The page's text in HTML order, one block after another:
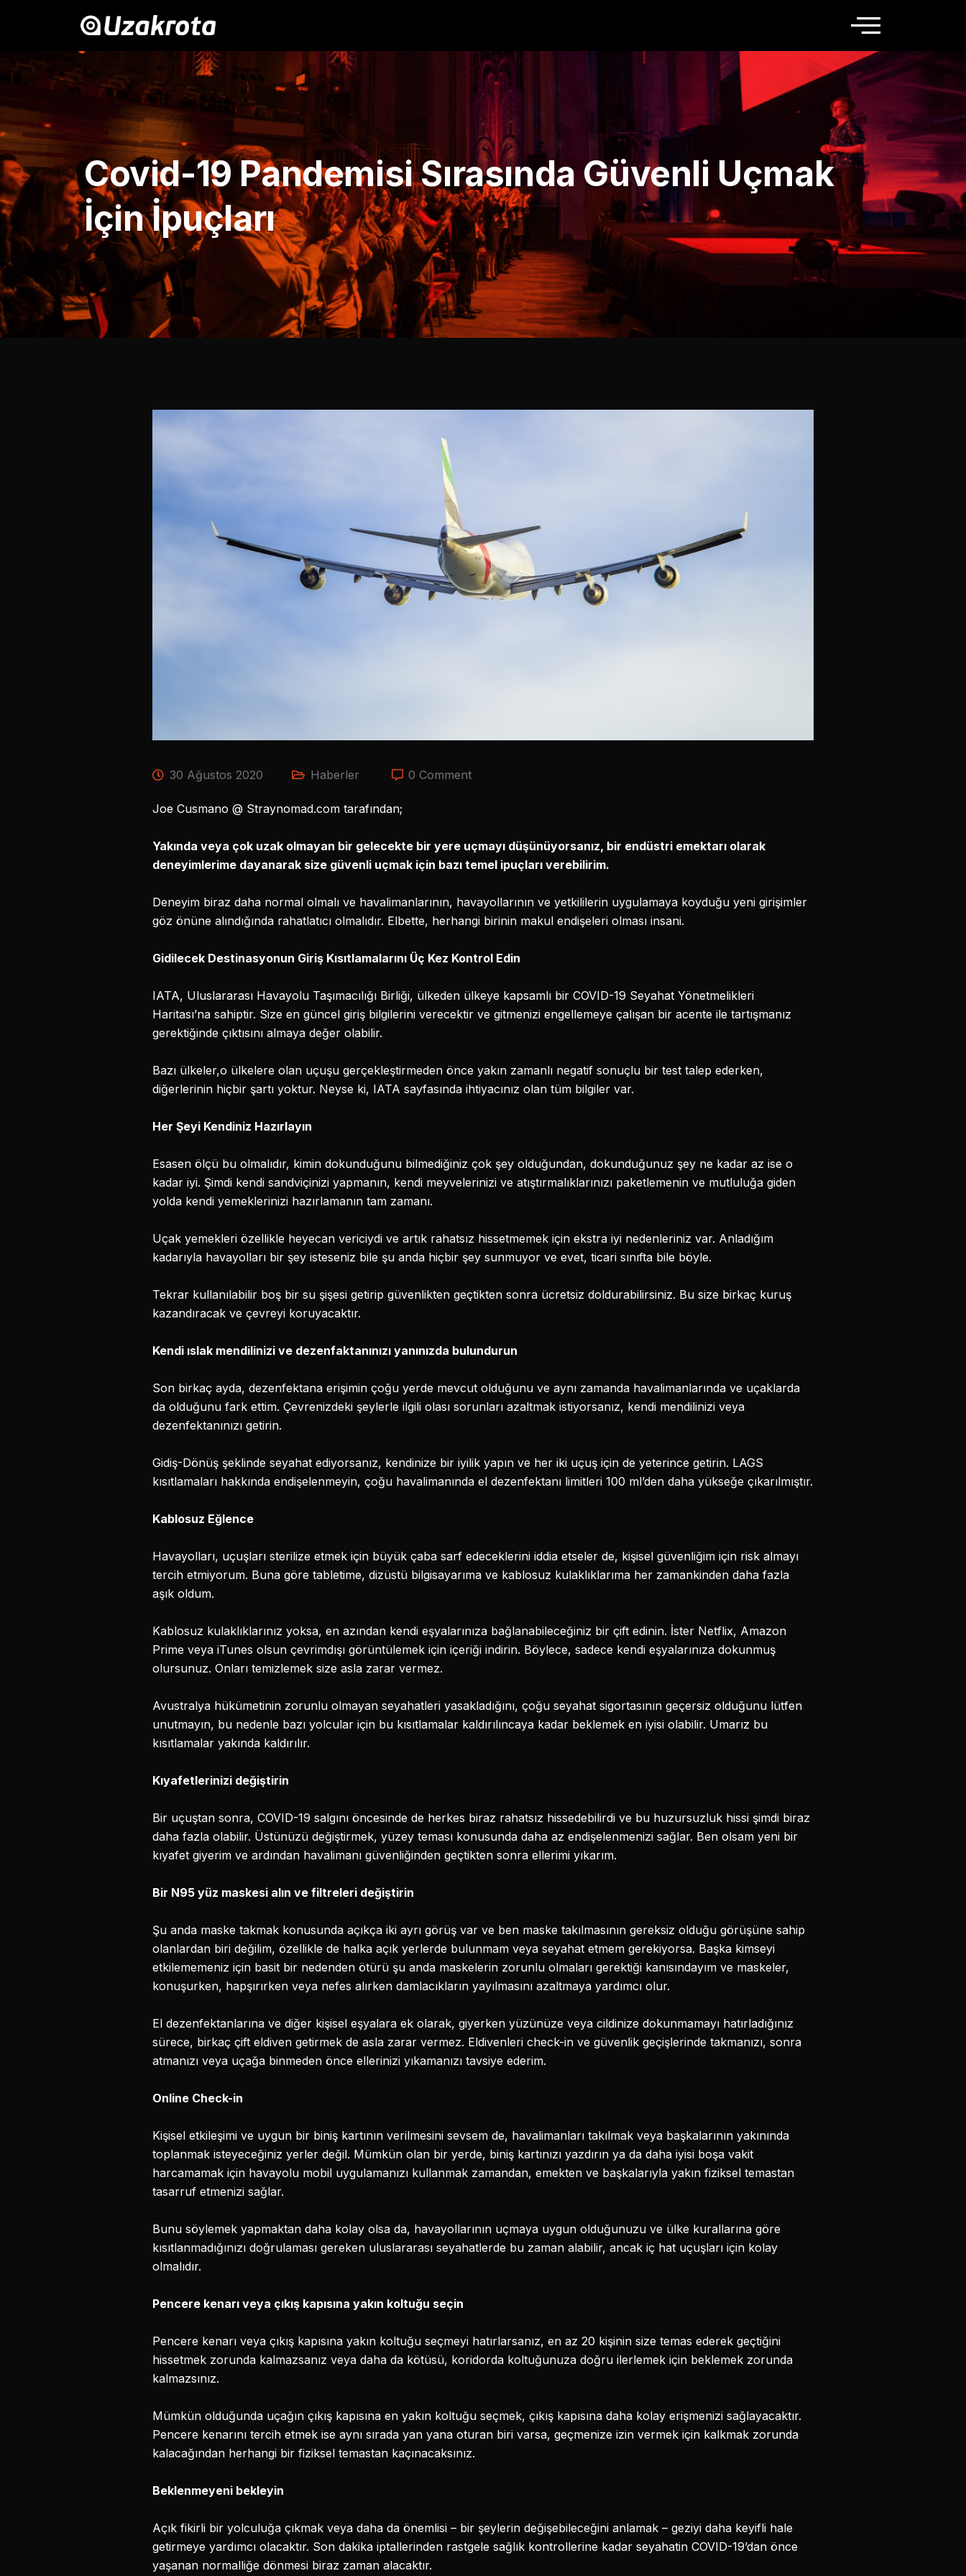
Covid-19 Pandemisi Sırasında Güvenli Uçmak
İçin İpuçları
30 Ağustos 2020 Haberler 0 Comment
Joe Cusmano @ Straynomad.com tarafından;
Yakında veya çok uzak olmayan bir gelecekte bir yere uçmayı düşünüyorsanız, bir endüstri emektarı olarak
deneyimlerime dayanarak size güvenli uçmak için bazı temel ipuçları verebilirim.
Deneyim biraz daha normal olmalı ve havalimanlarının, havayollarının ve yetkililerin uygulamaya koyduğu yeni girişimler
göz önüne alındığında rahatlatıcı olmalıdır. Elbette, herhangi birinin makul endişeleri olması insani.
Gidilecek Destinasyonun Giriş Kısıtlamalarını Üç Kez Kontrol Edin
IATA, Uluslararası Havayolu Taşımacılığı Birliği, ülkeden ülkeye kapsamlı bir COVID-19 Seyahat Yönetmelikleri
Haritası’na sahiptir. Size en güncel giriş bilgilerini verecektir ve gitmenizi engellemeye çalışan bir acente ile tartışmanız
gerektiğinde çıktısını almaya değer olabilir.
Bazı ülkeler,o ülkelere olan uçuşu gerçekleştirmeden önce yakın zamanlı negatif sonuçlu bir test talep ederken,
diğerlerinin hiçbir şartı yoktur. Neyse ki, IATA sayfasında ihtiyacınız olan tüm bilgiler var.
Her Şeyi Kendiniz Hazırlayın
Esasen ölçü bu olmalıdır, kimin dokunduğunu bilmediğiniz çok şey olduğundan, dokunduğunuz şey ne kadar az ise o
kadar iyi. Şimdi kendi sandviçinizi yapmanın, kendi meyvelerinizi ve atıştırmalıklarınızı paketlemenin ve mutluluğa giden
yolda kendi yemeklerinizi hazırlamanın tam zamanı.
Uçak yemekleri özellikle heyecan vericiydi ve artık rahatsız hissetmemek için ekstra iyi nedenleriniz var. Anladığım
kadarıyla havayolları bir şey isteseniz bile şu anda hiçbir şey sunmuyor ve evet, ticari sınıfta bile böyle.
Tekrar kullanılabilir boş bir su şişesi getirip güvenlikten geçtikten sonra ücretsiz doldurabilirsiniz. Bu size birkaç kuruş
kazandıracak ve çevreyi koruyacaktır.
Kendi ıslak mendilinizi ve dezenfaktanınızı yanınızda bulundurun
Son birkaç ayda, dezenfektana erişimin çoğu yerde mevcut olduğunu ve aynı zamanda havalimanlarında ve uçaklarda
da olduğunu fark ettim. Çevrenizdeki şeylerle ilgili olası sorunları azaltmak istiyorsanız, kendi mendilinizi veya
dezenfektanınızı getirin.
Gidiş-Dönüş şeklinde seyahat ediyorsanız, kendinize bir iyilik yapın ve her iki uçuş için de yeterince getirin. LAGS
kısıtlamaları hakkında endişelenmeyin, çoğu havalimanında el dezenfektanı limitleri 100 ml’den daha yükseğe çıkarılmıştır.
Kablosuz Eğlence
Havayolları, uçuşları sterilize etmek için büyük çaba sarf edeceklerini iddia etseler de, kişisel güvenliğim için risk almayı
tercih etmiyorum. Buna göre tabletime, dizüstü bilgisayarıma ve kablosuz kulaklıklarıma her zamankinden daha fazla
aşık oldum.
Kablosuz kulaklıklarınız yoksa, en azından kendi eşyalarınıza bağlanabileceğiniz bir çift edinin. İster Netflix, Amazon
Prime veya iTunes olsun çevrimdışı görüntülemek için içeriği indirin. Böylece, sadece kendi eşyalarınıza dokunmuş
olursunuz. Onları temizlemek size asla zarar vermez.
Avustralya hükümetinin zorunlu olmayan seyahatleri yasakladığını, çoğu seyahat sigortasının geçersiz olduğunu lütfen
unutmayın, bu nedenle bazı yolcular için bu kısıtlamalar kaldırılıncaya kadar beklemek en iyisi olabilir. Umarız bu
kısıtlamalar yakında kaldırılır.
Kıyafetlerinizi değiştirin
Bir uçuştan sonra, COVID-19 salgını öncesinde de herkes biraz rahatsız hissedebilirdi ve bu huzursuzluk hissi şimdi biraz
daha fazla olabilir. Üstünüzü değiştirmek, yüzey teması konusunda daha az endişelenmenizi sağlar. Ben olsam yeni bir
kıyafet giyerim ve ardından havalimanı güvenliğinden geçtikten sonra ellerimi yıkarım.
Bir N95 yüz maskesi alın ve filtreleri değiştirin
Şu anda maske takmak konusunda açıkça iki ayrı görüş var ve ben maske takılmasının gereksiz olduğu görüşüne sahip
olanlardan biri değilim, özellikle de halka açık yerlerde bulunmam veya seyahat etmem gerekiyorsa. Başka kimseyi
etkilememeniz için basit bir nedenden ötürü şu anda maskelerin zorunlu olmaları gerektiği kanısındayım ve maskeler,
konuşurken, hapşırırken veya nefes alırken damlacıkların yayılmasını azaltmaya yardımcı olur.
El dezenfektanlarına ve diğer kişisel eşyalara ek olarak, giyerken yüzünüze veya cildinize dokunmamayı hatırladığınız
sürece, birkaç çift eldiven getirmek de asla zarar vermez. Eldivenleri check-in ve güvenlik geçişlerinde takmanızı, sonra
atmanızı veya uçağa binmeden önce ellerinizi yıkamanızı tavsiye ederim.
Online Check-in
Kişisel etkileşimi ve uygun bir biniş kartının verilmesini sevsem de, havalimanları takılmak veya başkalarının yakınında
toplanmak isteyeceğiniz yerler değil. Mümkün olan bir yerde, biniş kartınızı yazdırın ya da daha iyisi boşa vakit
harcamamak için havayolu mobil uygulamanızı kullanmak zamandan, emekten ve başkalarıyla yakın fiziksel temastan
tasarruf etmenizi sağlar.
Bunu söylemek yapmaktan daha kolay olsa da, havayollarının uçmaya uygun olduğunuzu ve ülke kurallarına göre
kısıtlanmadığınızı doğrulaması gereken uluslararası seyahatlerde bu zaman alabilir, ancak iç hat uçuşları için kolay
olmalıdır.
Pencere kenarı veya çıkış kapısına yakın koltuğu seçin
Pencere kenarı veya çıkış kapısına yakın koltuğu seçmeyi hatırlarsanız, en az 20 kişinin size temas ederek geçtiğini
hissetmek zorunda kalmazsanız veya daha da kötüsü, koridorda koltuğunuza doğru ilerlemek için beklemek zorunda
kalmazsınız.
Mümkün olduğunda uçağın çıkış kapısına en yakın koltuğu seçmek, çıkış kapısına daha kolay erişmenizi sağlayacaktır.
Pencere kenarını tercih etmek ise aynı sırada yan yana oturan biri varsa, geçmenize izin vermek için kalkmak zorunda
kalacağından herhangi bir fiziksel temastan kaçınacaksınız.
Beklenmeyeni bekleyin
Açık fikirli bir yolculuğa çıkmak veya daha da önemlisi – bir şeylerin değişebileceğini anlamak – geziyi daha keyifli hale
getirmeye yardımcı olacaktır. Son dakika iptallerinden rastgele sağlık kontrollerine kadar seyahatin COVID-19’dan önce
yaşanan normalliğe dönmesi biraz zaman alacaktır.